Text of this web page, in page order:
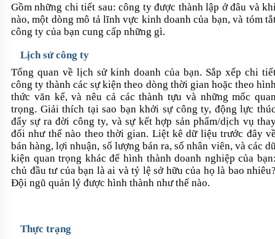
Gồm những chi tiết sau: công ty được thành lập ở đâu và
nào, một dòng mô tả lĩnh vực kinh doanh của bạn, và tóm
công ty của bạn cung cấp những gì.
Lịch sử công ty
Tổng quan về lịch sử kinh doanh của bạn. Sắp xếp chi
công ty thành các sự kiện theo dòng thời gian hoặc theo
thức văn kể, và nêu cả các thành tựu và những mốc
trọng. Giải thích tại sao bạn khởi sự công ty, động lực
đẩy sự ra đời công ty, và sự kết hợp sản phẩm/dịch vụ
đổi như thế nào theo thời gian. Liệt kê dữ liệu trước đây
bán hàng, lợi nhuận, số lượng bán ra, số nhân viên, và các
kiện quan trọng khác để hình thành doanh nghiệp của
chủ đầu tư của bạn là ai và tỷ lệ sở hữu của họ là bao
Đội ngũ quản lý được hình thành như thế nào.
Thực trạng